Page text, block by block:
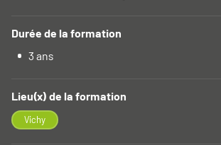
Durée de la formation
3 ans
Lieu(x) de la formation
Vichy